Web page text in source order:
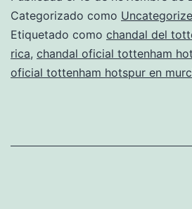
santiago
bernabeu
Categorizado como
Etiquetado como chandal del
rica, chandal oficial tottenham
oficial tottenham hotspur en